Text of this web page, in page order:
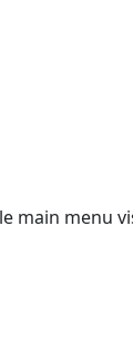
main menu